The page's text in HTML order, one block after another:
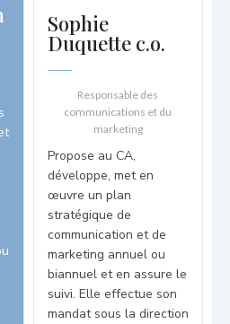
Sophie
Duquette c.o.
Responsable des
communications et du
marketing
Propose au CA,
développe, met en
œuvre un plan
stratégique de
communication et de
marketing annuel ou
biannuel et en assure le
suivi. Elle effectue son
mandat sous la direction